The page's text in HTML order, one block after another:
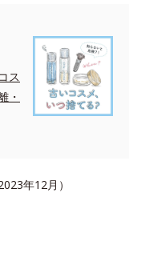
ス
・
年12月）